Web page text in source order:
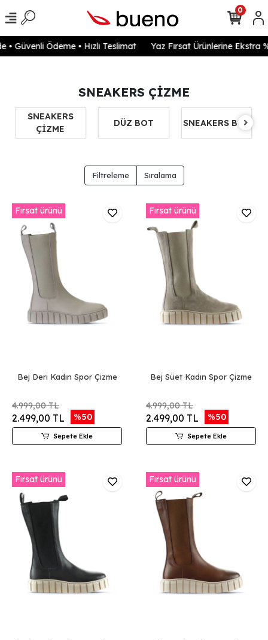
Güvenli Ödeme • Hızlı Teslimat Yaz Fırsat Ürünlerine Ekstra
0
SNEAKERS ÇİZME
SNEAKERS
ÇİZME
DÜZ BOT SNEAKERS BOT
Filtreleme Sıralama
Fırsat ürünü
Bej Deri Kadın Spor Çizme
4.999,00 TL
2.499,00 TL %50
Sepete Ekle
Fırsat ürünü
Bej Süet Kadın Spor Çizme
4.999,00 TL
2.499,00 TL %50
Sepete Ekle
Fırsat ürünü Fırsat ürünü